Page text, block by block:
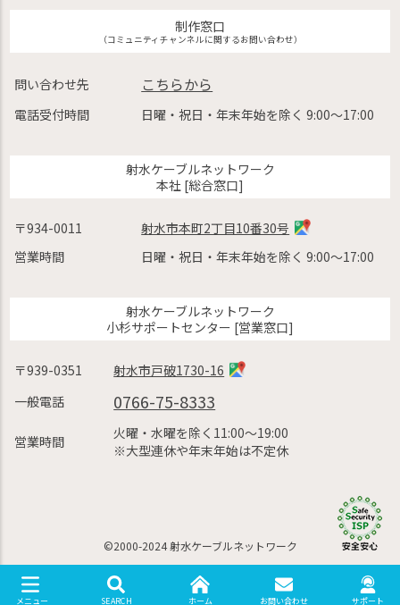
メニュー SEARCH ホーム お問い合わせ サポート
制作窓口
（コミュニティチャンネルに関するお問い合わせ）
問い合わせ先 こちらから
電話受付時間 日曜・祝日・年末年始を除く 9:00〜17:00
射水ケーブルネットワーク
本社 [総合窓口]
〒934-0011
射水市本町2丁目10番30号
営業時間
日曜・祝日・年末年始を除く 9:00〜17:00
射水ケーブルネットワーク
小杉サポートセンター [営業窓口]
〒939-0351
射水市戸破1730-16
一般電話
0766-75-8333
営業時間
火曜・水曜を除く11:00〜19:00
※大型連休や年末年始は不定休
©2000-2024 射水ケーブルネットワーク